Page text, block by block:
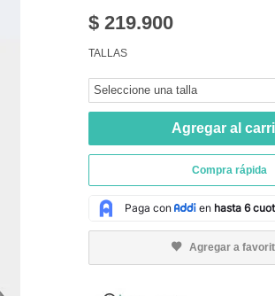
$ 219.900
TALLAS
Seleccione una talla
Agregar al
Compra rápida
Agregar a